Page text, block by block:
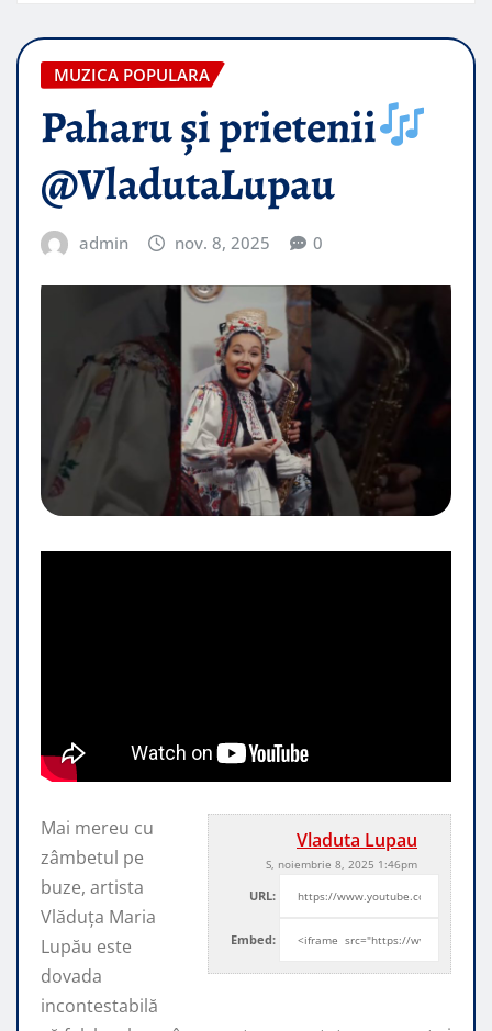
MUZICA POPULARA
Paharu și prietenii
@VladutaLupau
admin nov. 8, 2025 0
Vladuta Lupau
S, noiembrie 8, 2025 1:46pm
URL:
Embed:
Mai mereu cu
zâmbetul pe
buze, artista
Vlăduța Maria
Lupău este
dovada
incontestabilă